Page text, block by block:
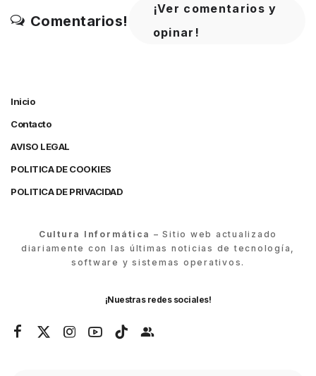
Comentarios!
¡Ver comentarios y
opinar!
Inicio
Contacto
AVISO LEGAL
POLITICA DE COOKIES
POLITICA DE PRIVACIDAD
Cultura Informática – Sitio web actualizado
diariamente con las últimas noticias de tecnología,
software y sistemas operativos.
¡Nuestras redes sociales!